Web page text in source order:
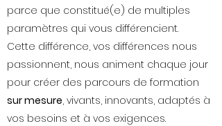
parce que constitué(e) de multiples
paramètres qui vous différencient.
Cette différence, vos différences nous
passionnent, nous animent chaque jour
pour créer des parcours de formation
sur mesure, vivants, innovants, adaptés à
vos besoins et à vos exigences.